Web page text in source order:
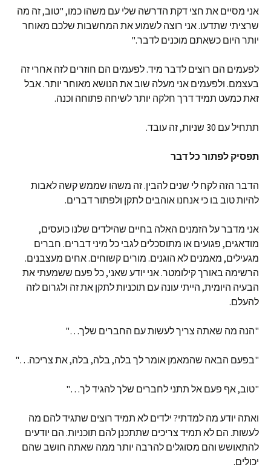
אני מסיים את חצי דקת הדרשה שלי עם משהו כמו, "טוב, זה מה
שרציתי שתדעו. אני רוצה לשמוע את המחשבות שלכם מאוחר
יותר היום כשאתם מוכנים לדבר."
לפעמים הם רוצים לדבר מיד. לפעמים הם חוזרים לזה אחרי זה
בעצמם. ולפעמים אני מעלה שוב את הנושא מאוחר יותר. אבל
זאת כמעט תמיד דרך חלקה יותר לשיחה פתוחה וכנה.
תתחיל עם 30 שניות, זה עובד.
תפסיק לפתור כל דבר
הדבר הזה לקח לי שנים להבין. זה משהו שממש קשה לאבות
להיות טוב בו כי אנחנו אוהבים לתקן ולפתור דברים.
אני מדבר על הזמנים האלה בחיים שהילדים שלנו כועסים,
מודאגים, פגועים או מתוסכלים לגבי כל מיני דברים. חברים
מגעילים, מאמנים לא הוגנים. מורים קשוחים. אחים מעצבנים.
הרשימה באורך קילומטר. אני יודע שאני, כל פעם ששמעתי את
הבעיה היומית, הייתי עונה עם תוכניות לתקן את זה ולגרום לזה
להעלם.
"הנה מה שאתה צריך לעשות עם החברים שלך…"
"בפעם הבאה שהמאמן אומר לך בלה, בלה, בלה, את צריכה…"
"טוב, אף פעם אל תתני לחברים שלך להגיד לך…"
ואתה יודע מה למדתי? ילדים לא תמיד רוצים שתגיד להם מה
לעשות. הם לא תמיד צריכים שתתכנן להם תוכניות. הם יודעים
להתאושש והם מסוגלים להרבה יותר ממה שאתה חושב שהם
יכולים.